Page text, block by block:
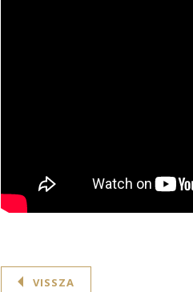
VISSZA